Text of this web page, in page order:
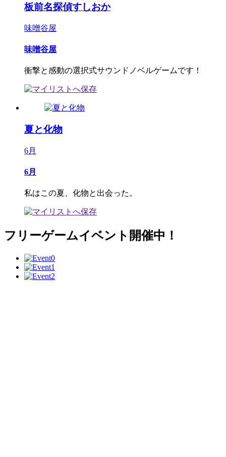
板前名探偵すしおか
味噌谷屋
味噌谷屋
衝撃と感動の選択式サウンドノベルゲームです！
夏と化物
6月
6月
私はこの夏、化物と出会った。
フリーゲームイベント開催中！